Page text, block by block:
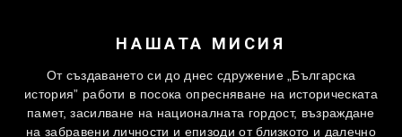
НАШАТА МИСИЯ
От създаването си до днес сдружение „Българска
история” работи в посока опресняване на историческата
памет, засилване на националната гордост, възраждане
на забравени личности и епизоди от близкото и далечно